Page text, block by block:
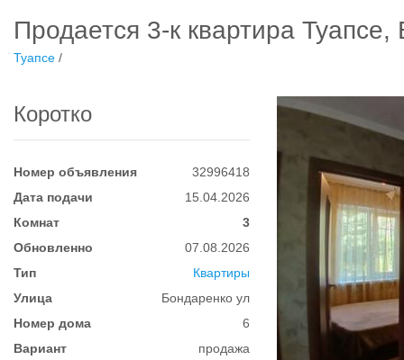
Продается 3-к квартира Туапсе,
Туапсе /
Коротко
Номер объявления
32996418
Дата подачи
15.04.2026
Комнат
3
Обновленно
07.08.2026
Тип
Квартиры
Улица
Бондаренко ул
Номер дома
6
Вариант
продажа